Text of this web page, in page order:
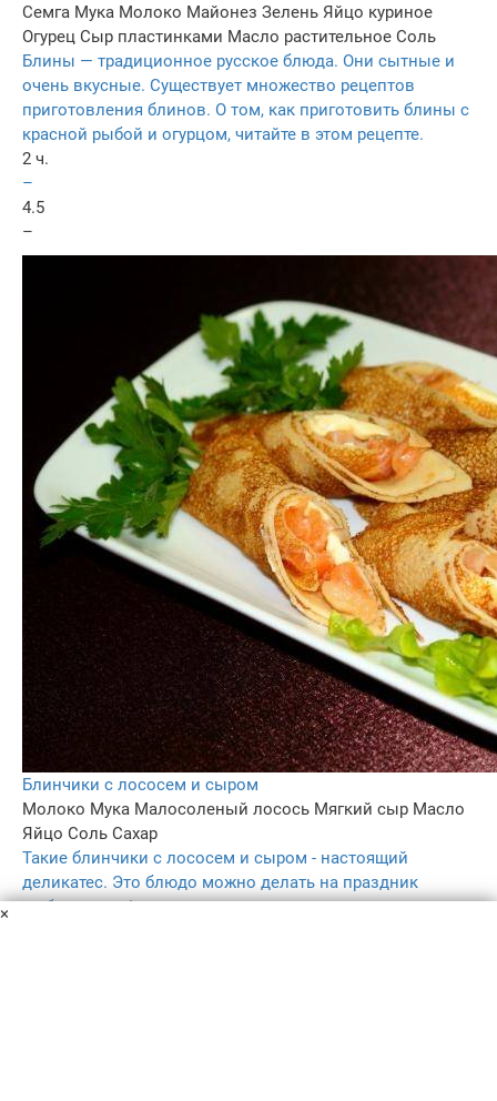
Семга Мука Молоко Майонез Зелень Яйцо куриное
Огурец Сыр пластинками Масло растительное Соль
Блины — традиционное русское блюда. Они сытные и
очень вкусные. Существует множество рецептов
приготовления блинов. О том, как приготовить блины с
красной рыбой и огурцом, читайте в этом рецепте.
2 ч.
–
4.5
–
Блинчики с лососем и сыром
Молоко Мука Малосоленый лосось Мягкий сыр Масло
Яйцо Соль Сахар
Такие блинчики с лососем и сыром - настоящий
деликатес. Это блюдо можно делать на праздник
любого ранга!
×